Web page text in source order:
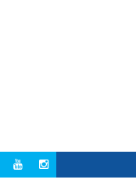
ALERTA DIF